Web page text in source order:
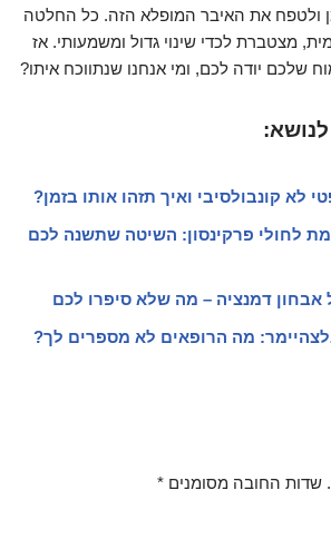
ולטפח את האיבר המופלא הזה. כל החלטה
מצטברת לכדי שינוי גדול ומשמעותי. אז
שלכם יודה לכם, ומי אנחנו שנתווכח איתו?
לא קונבולסיבי ואיך תזהו אותו בזמן?
לחולי פרקינסון: השיטה שתשנה לכם
אבחון דמנציה – מה שלא סיפרו לכם
מה הרופאים לא מספרים לך?
שדות החובה מסומנים *